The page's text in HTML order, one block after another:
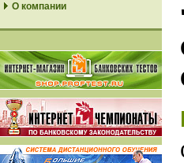
О компании